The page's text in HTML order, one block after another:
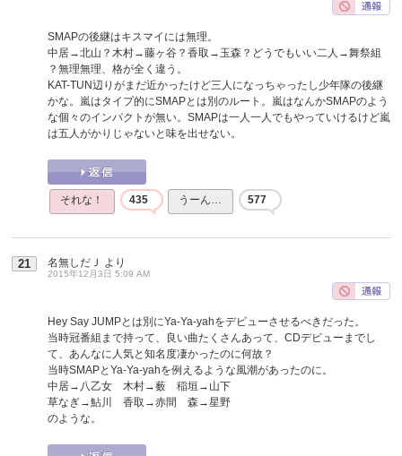
SMAPの後継はキスマイには無理。
中居→北山？木村→藤ヶ谷？香取→玉森？どうでもいい二人→舞祭組
？無理無理、格が全く違う。
KAT-TUN辺りがまだ近かったけど三人になっちゃったし少年隊の後継
かな。嵐はタイプ的にSMAPとは別のルート。嵐はなんかSMAPのよう
な個々のインパクトが無い。SMAPは一人一人でもやっていけるけど嵐
は五人がかりじゃないと味を出せない。
それな！ 435 うーん… 577
21 名無しだＪ より
2015年12月3日 5:09 AM
Hey Say JUMPとは別にYa-Ya-yahをデビューさせるべきだった。
当時冠番組まで持って、良い曲たくさんあって、CDデビューまでし
て、あんなに人気と知名度凄かったのに何故？
当時SMAPとYa-Ya-yahを例えるような風潮があったのに。
中居→八乙女 木村→薮 稲垣→山下
草なぎ→鮎川 香取→赤間 森→星野
のような。